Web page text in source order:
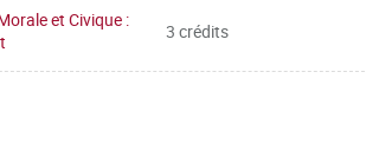
et Civique :
3 crédits